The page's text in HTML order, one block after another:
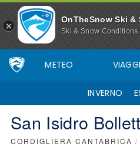
OnTheSnow Ski &
Ski & Snow Conditions
METEO VIAGGI
INVERNO
San Isidro
CORDIGLIERA CANTABRICA /